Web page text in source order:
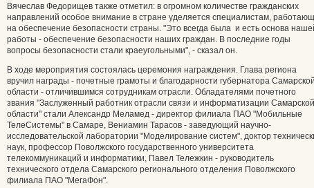
Вячеслав Федорищев также отметил: в огромном количестве гражданских
направлений особое внимание в стране уделяется специалистам,
на обеспечение безопасности страны. "Это всегда была и есть основа
работы - обеспечение безопасности наших граждан. В последние годы
вопросы безопасности стали краеугольными", - сказал он.
В ходе мероприятия состоялась церемония награждения. Глава региона
вручил награды - почетные грамоты и благодарности губернатора Самарской
области - отличившимся сотрудникам отрасли. Обладателями почетного
звания "Заслуженный работник отрасли связи и информатизации Самарской
области" стали Александр Меламед - директор филиала ПАО "Мобильные
ТелеСистемы" в Самаре, Вениамин Тарасов - заведующий научно-
исследовательской лаборатории "Моделирование систем", доктор
наук, профессор Поволжского государственного университета
телекоммуникаций и информатики, Павел Тележкин - руководитель
технического отдела Самарского регионального отделения Поволжского
филиала ПАО "МегаФон".